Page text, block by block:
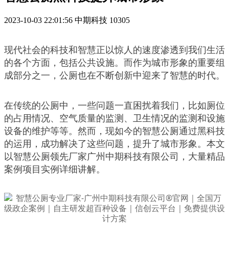
2023-10-03 22:01:56 中期科技 10305
现代社会的科技和智慧正以惊人的速度渗透到我们生活
的各个方面，包括公共设施。而作为城市形象的重要组
成部分之一，公厕也在不断创新中迎来了智慧的时代。
在传统的公厕中，一些问题一直困扰着我们，比如厕位
的占用情况、空气质量的监测、卫生情况的监测和设施
设备的维护等等。然而，现如今的智慧公厕通过黑科技
的运用，成功解决了这些问题，提升了城市形象。本文
以智慧公厕领先厂家广州中期科技有限公司，大量精品
案例项目实例详细讲解。